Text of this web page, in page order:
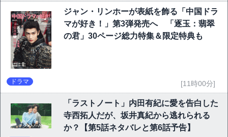
ジャン・リンホーが表紙を飾る「中国ドラ
マが好き！」第3弾発売へ 「逐玉：翡翠
の君」30ページ総力特集＆限定特典も
ドラマ [11時00分]
「ラストノート」内田有紀に愛を告白した
寺西拓人だが、坂井真紀から逃れられる
か？【第5話ネタバレと第6話予告】